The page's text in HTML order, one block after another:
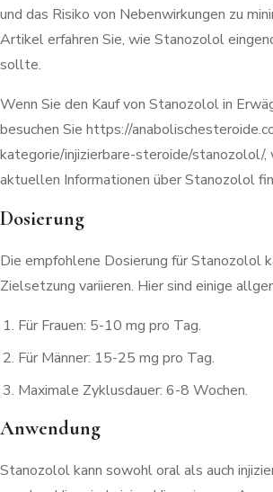
und das Risiko von Nebenwirkungen zu
Artikel erfahren Sie, wie Stanozolol
sollte.
Wenn Sie den Kauf von Stanozolol in
besuchen Sie https://
kategorie/injizierbare-steroide/stanozolol/,
aktuellen Informationen über Stanozolol
Dosierung
Die empfohlene Dosierung für Stanozolol
Zielsetzung variieren. Hier sind einige
Für Frauen: 5-10 mg pro Tag.
Für Männer: 15-25 mg pro Tag.
Maximale Zyklusdauer: 6-8 Wochen.
Anwendung
Stanozolol kann sowohl oral als auch